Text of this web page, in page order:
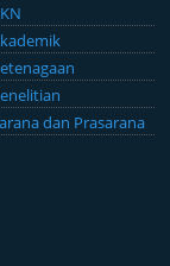
dan Prasarana